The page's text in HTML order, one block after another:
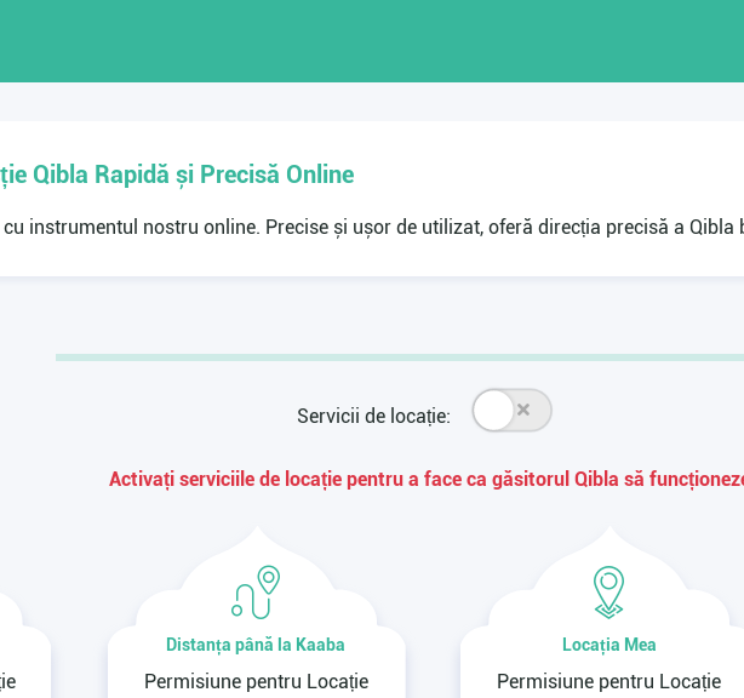
Qibla Rapidă și Precisă Online
instrumentul nostru online. Precise și ușor de utilizat, oferă direcția precisă a
Servicii de locație:
Activați serviciile de locație pentru a face ca găsitorul Qibla să
Distanța până la Kaaba
Permisiune pentru Locație
Locația Mea
Permisiune pentru Locație